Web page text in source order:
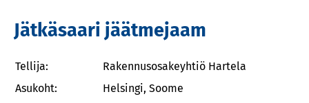
Jätkäsaari jäätmejaam
Tellija:
Rakennusosakeyhtiö Hartela
Asukoht:
Helsingi, Soome